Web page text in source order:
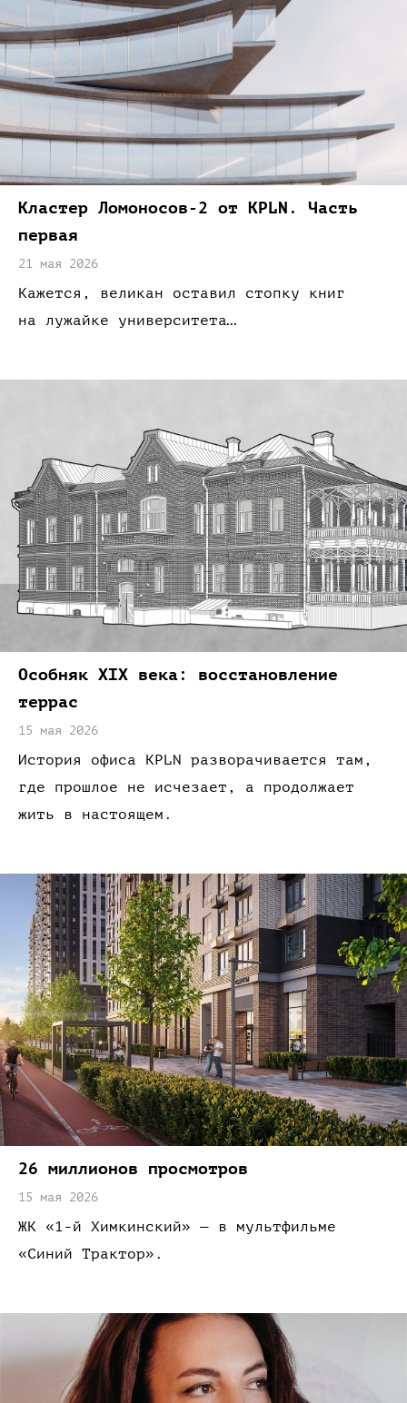
Кластер Ломоносов‑ 2 от KPLN.
Часть
первая
21 мая 2026
Кажется,
великан оставил стопку книг
на лужайке
университета…
Особняк XIX века:
восстановление
террас
15 мая 2026
История офиса KPLN разворачивается там,
где прошлое не исчезает,
а продолжает
жить
в настоящем.
26 миллионов просмотров
15 мая 2026
ЖК «1-й Химкинский» —
в мультфильме
«Синий
Трактор» .